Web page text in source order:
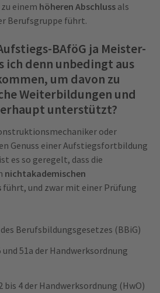
einem höheren Abschluss als
Berufsgruppe führt.
BAföG ja Meister-
ich denn unbedingt aus
um davon zu
Weiterbildungen und
unterstützt?
oder
Genuss einer Aufstiegsfortbildung
es so geregelt, dass die
nichtakademischen
führt, und zwar mit einer Prüfung
des Berufsbildungsgesetzes (BBiG)
und 51a der Handwerksordnung
bis 4 der Handwerksordnung (HwO)